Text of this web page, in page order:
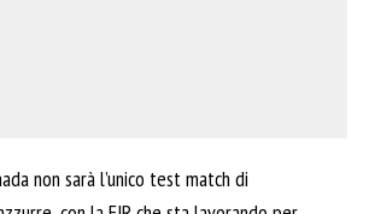
non sarà l’unico test match di